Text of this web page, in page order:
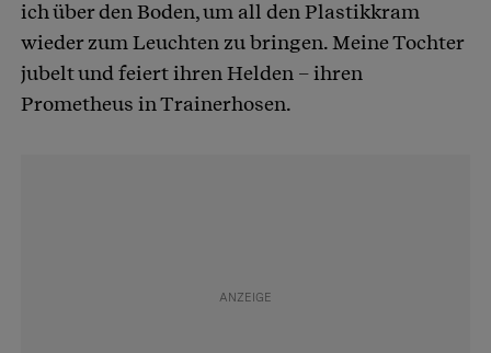
ich über den Boden, um all den Plastikkram
wieder zum Leuchten zu bringen. Meine Tochter
jubelt und feiert ihren Helden – ihren
Prometheus in Trainerhosen.